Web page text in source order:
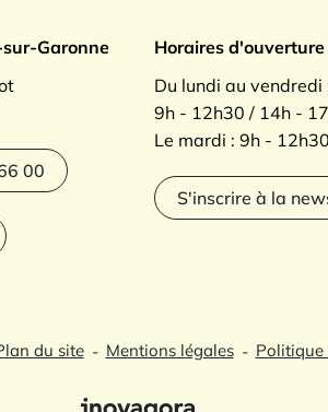
Garonne
00
Horaires d'ouverture
Du lundi au vendredi
9h - 12h30 / 14h -
Le mardi : 9h -
S'inscrire à la
du site Mentions légales